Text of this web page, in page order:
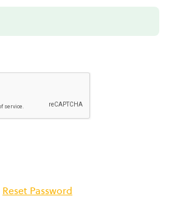
Reset Password